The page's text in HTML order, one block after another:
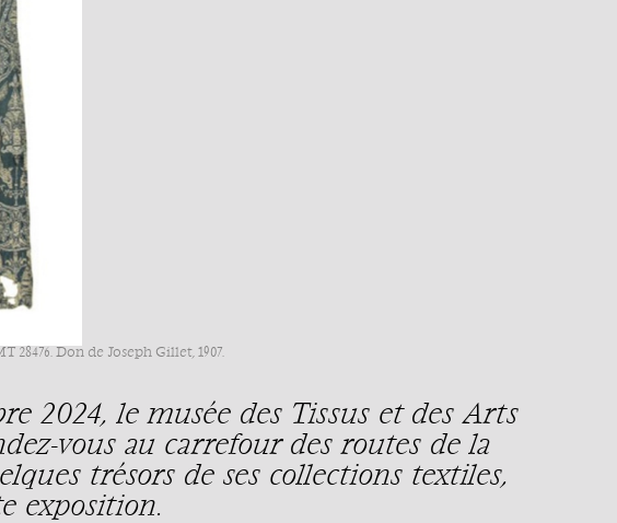
Don de Joseph Gillet, 1907.
2024, le musée des Tissus et des Arts
vous au carrefour des routes de la
trésors de ses collections textiles,
exposition.